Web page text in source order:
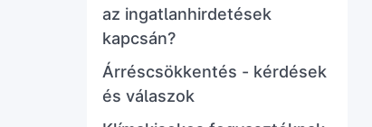
az ingatlanhirdetések
kapcsán?
Árréscsökkentés - kérdések
és válaszok